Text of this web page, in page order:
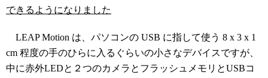
できるようになりました
LEAP Motion は、パソコンの USB に指して使う 8 x 3 x 1
cm 程度の手のひらに入るぐらいの小さなデバイスですが、
中に赤外LEDと２つのカメラとフラッシュメモリとUSBコ